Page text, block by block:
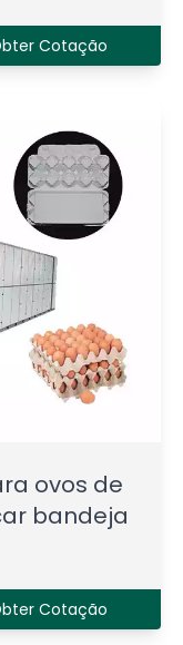
Cotação
ovos de
bandeja
Cotação